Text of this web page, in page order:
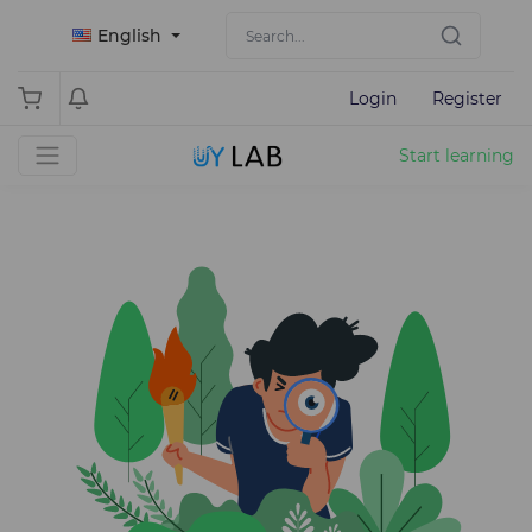
English
Login Register
Start learning